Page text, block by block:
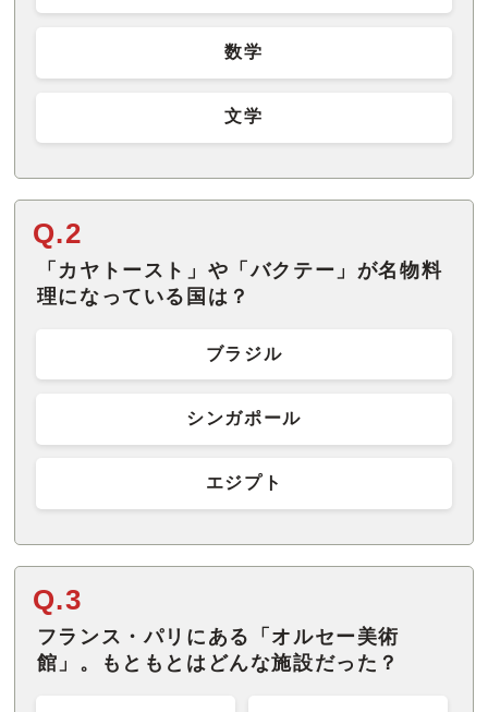
数学
文学
Q.2
「カヤトースト」や「バクテー」が名物料
理になっている国は？
ブラジル
シンガポール
エジプト
Q.3
フランス・パリにある「オルセー美術
館」。もともとはどんな施設だった？